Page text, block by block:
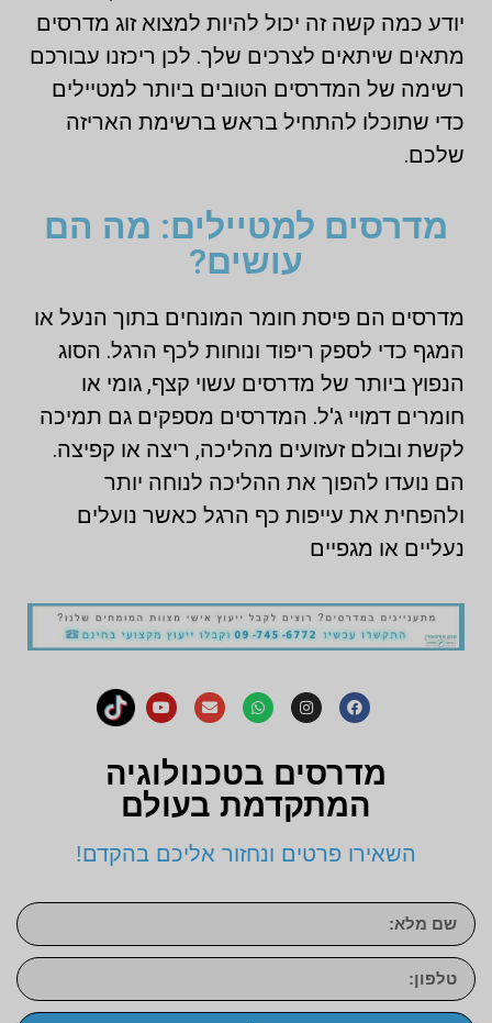
יודע כמה קשה זה יכול להיות למצוא זוג מדרסים
מתאים שיתאים לצרכים שלך. לכן ריכזנו עבורכם
רשימה של המדרסים הטובים ביותר למטיילים
כדי שתוכלו להתחיל בראש ברשימת האריזה
שלכם.
מדרסים למטיילים: מה הם
עושים?
מדרסים הם פיסת חומר המונחים בתוך הנעל או
המגף כדי לספק ריפוד ונוחות לכף הרגל. הסוג
הנפוץ ביותר של מדרסים עשוי קצף, גומי או
חומרים דמויי ג'ל. המדרסים מספקים גם תמיכה
לקשת ובולם זעזועים מהליכה, ריצה או קפיצה.
הם נועדו להפוך את ההליכה לנוחה יותר
ולהפחית את עייפות כף הרגל כאשר נועלים
נעליים או מגפיים
מדרסים בטכנולוגיה
המתקדמת בעולם
השאירו פרטים ונחזור אליכם בהקדם!